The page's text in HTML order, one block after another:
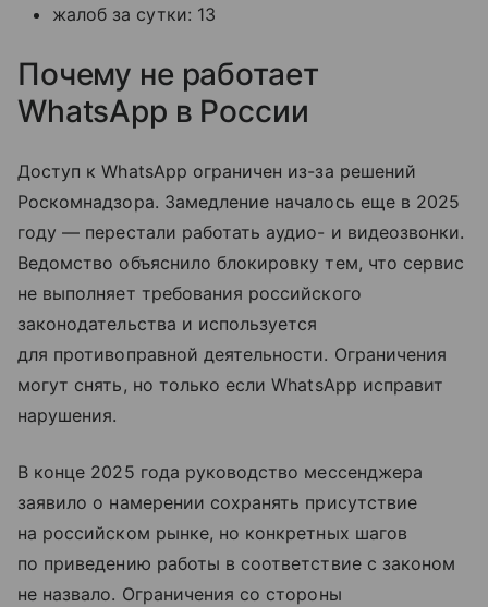
жалоб за сутки: 13
Почему не работает
WhatsApp в России
Доступ к WhatsApp ограничен из-за решений
Роскомнадзора. Замедление началось еще в 2025
году — перестали работать аудио- и видеозвонки.
Ведомство объяснило блокировку тем, что сервис
не выполняет требования российского
законодательства и используется
для противоправной деятельности. Ограничения
могут снять, но только если WhatsApp исправит
нарушения.
В конце 2025 года руководство мессенджера
заявило о намерении сохранять присутствие
на российском рынке, но конкретных шагов
по приведению работы в соответствие с законом
не назвало. Ограничения со стороны